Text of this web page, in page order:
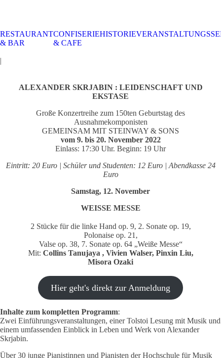
CAFE &
RESTAURANT
TISCHRESERVIERUNGKARRIERE
TISCHRESERVIERUNGKARRIERE
RESTAURANT
& BAR
CONFISERIE
& CAFE
HISTORIE
|
ALEXANDER SKRJABIN : LEIDENSCHAFT UND
EKSTASE
Große Konzertreihe zum 150ten Geburtstag des
Ausnahmekomponisten
GEMEINSAM MIT STEINWAY & SONS
vom 9. bis 20. November 2022
Einlass: 17:30 Uhr. Beginn: 19 Uhr
Eintritt: 20 Euro | Schüler und Studenten: 12 Euro | Abendkasse 24
Euro
Samstag, 12. November
WEISSE MESSE
2 Stücke für die linke Hand op. 9, 2. Sonate op. 19,
Polonaise op. 21,
Valse op. 38, 7. Sonate op. 64 „Weiße Messe“
Mit: Collins Tanujaya , Vivien Walser, Pinxin Liu,
Misora Ozaki
Hier geht's direkt zur Anmeldung
Inhalte zum kompletten Programm:
Zwei Einführungsveranstaltungen, einer Tolstoi Lesung mit Musik und
einem umfassenden Einblick in Leben und Werk von Alexander
Skrjabin.
Über 30 junge Pianistinnen und Pianisten der Hochschule für Musik